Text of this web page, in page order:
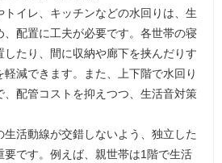
トイレ、キッチンなどの水回りは、生
、配置に工夫が必要です。各世帯の寝
たり、間に収納や廊下を挟んだりす
減できます。また、上下階で水回り
、配管コストを抑えつつ、生活音対策
生活動線が交錯しないよう、独立した
要です。例えば、親世帯は1階で生活